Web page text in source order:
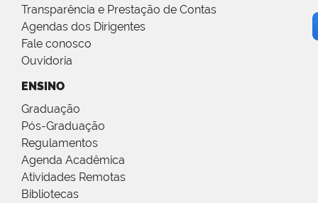
Transparência e Prestação de Contas
Agendas dos Dirigentes
Fale conosco
Ouvidoria
ENSINO
Graduação
Pós-Graduação
Regulamentos
Agenda Acadêmica
Atividades Remotas
Bibliotecas